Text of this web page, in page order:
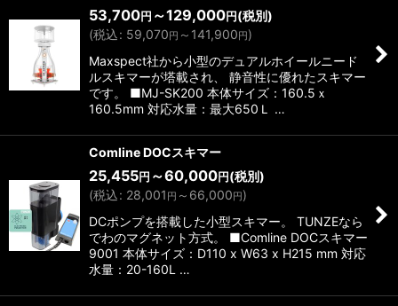
53,700円 ～129,000円 (税別)
(税込: 59,070円 ～141,900円)
Maxspect社から小型のデュアルホイールニード
ルスキマーが塔載され、 静音性に優れたスキマー
です。 ■MJ-SK200 本体サイズ：160.5ｘ
160.5mm 対応水量：最大650Ｌ …
Comline DOCスキマー
25,455円 ～60,000円 (税別)
(税込: 28,001 円 ～66,000円)
DCポンプを搭載した小型スキマー。 TUNZEなら
でわのマグネット方式。 ■Comline DOCスキマー
9001 本体サイズ：D110 x W63 x H215 mm 対応
水量：20-160L …